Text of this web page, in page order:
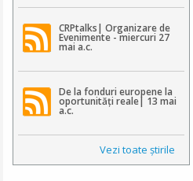
CRPtalks| Organizare de
Evenimente - miercuri 27
mai a.c.
De la fonduri europene la
oportunități reale| 13 mai
a.c.
Vezi toate ştirile